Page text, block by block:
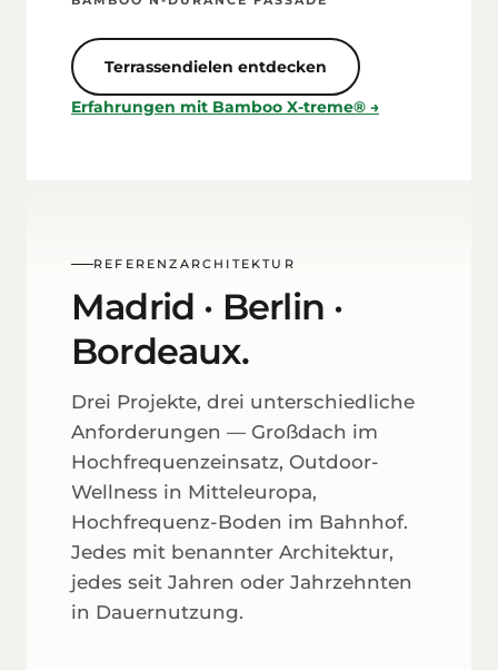
Terrassen­dielen entdecken
Erfahrungen mit Bamboo X-treme® →
REFERENZ­ARCHITEKTUR
Madrid · Berlin ·
Bordeaux.
Drei Projekte, drei unterschiedliche
Anforderungen — Großdach im
Hochfrequenz­einsatz, Outdoor-
Wellness in Mittel­europa,
Hochfrequenz-Boden im Bahnhof.
Jedes mit benannter Architektur,
jedes seit Jahren oder Jahrzehnten
in Dauer­nutzung.